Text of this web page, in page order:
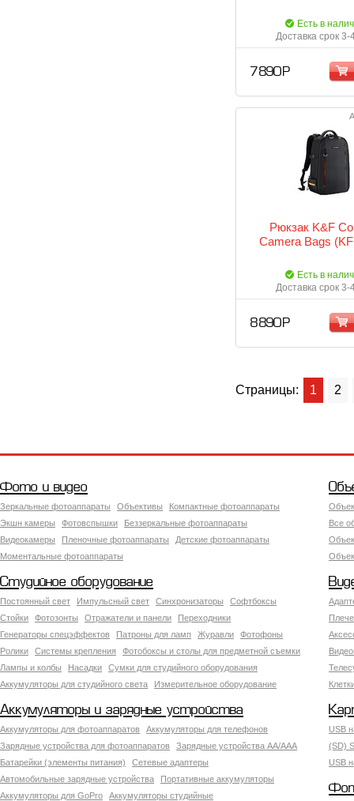
Есть в
Доставка срок 3-
7 890 Р
Рюкзак K&F
Camera Bags
Есть в
Доставка срок 3-
8 890 Р
Страницы: 1 2
Фото и видео
Зеркальные фотоаппараты Объективы
Компактные фотоаппараты
Экшн камеры
Фотовспышки
Беззеркальные фотоаппараты
Видеокамеры
Пленочные фотоаппараты
Детские фотоаппараты
Моментальные фотоаппараты
Все
Студийное оборудование
Постоянный свет Импульсный свет Синхронизаторы
Софтбоксы
Стойки
Фотозонты Отражатели и панели
Переходники
Генераторы спецэффектов
Патроны для ламп Журавли
Фотофоны
Ролики
Системы крепления
Фотобоксы и столы для предметной съемки
Лампы и колбы
Насадки
Сумки для студийного оборудования
Аккумуляторы для студийного света
Измерительное оборудование
Аккумуляторы и зарядные устройства
Аккумуляторы для фотоаппаратов
Аккумуляторы для телефонов
Зарядные устройства для фотоаппаратов
Зарядные устройства AA/AAA
Батарейки (элементы питания)
Сетевые адаптеры
Автомобильные зарядные устройства
Портативные аккумуляторы
Аккумуляторы для GoPro
Аккумуляторы студийные
USB
(SD)
USB